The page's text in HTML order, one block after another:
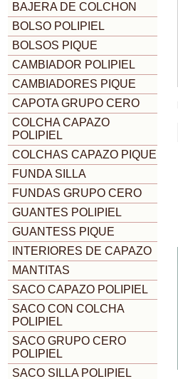
BAJERA DE COLCHON
BOLSO POLIPIEL
BOLSOS PIQUE
CAMBIADOR POLIPIEL
CAMBIADORES PIQUE
CAPOTA GRUPO CERO
COLCHA CAPAZO
POLIPIEL
COLCHAS CAPAZO PIQUE
FUNDA SILLA
FUNDAS GRUPO CERO
GUANTES POLIPIEL
GUANTESS PIQUE
INTERIORES DE CAPAZO
MANTITAS
SACO CAPAZO POLIPIEL
SACO CON COLCHA
POLIPIEL
SACO GRUPO CERO
POLIPIEL
SACO SILLA POLIPIEL